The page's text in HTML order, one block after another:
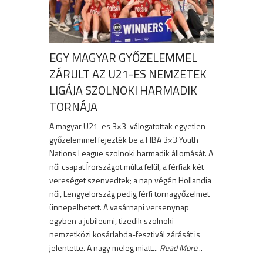
EGY MAGYAR GYŐZELEMMEL
ZÁRULT AZ U21-ES NEMZETEK
LIGÁJA SZOLNOKI HARMADIK
TORNÁJA
A magyar U21-es 3×3-válogatottak egyetlen
győzelemmel fejezték be a FIBA 3×3 Youth
Nations League szolnoki harmadik állomását. A
női csapat Írországot múlta felül, a férfiak két
vereséget szenvedtek; a nap végén Hollandia
női, Lengyelország pedig férfi tornagyőzelmet
ünnepelhetett. A vasárnapi versenynap
egyben a jubileumi, tizedik szolnoki
nemzetközi kosárlabda-fesztivál zárását is
jelentette. A nagy meleg miatt... Read More...